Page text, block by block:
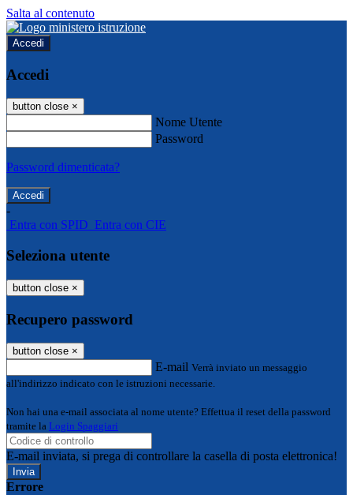
Salta al contenuto
Accedi
Accedi
button close ×
Nome Utente
Password
Password dimenticata?
-
Entra con SPID Entra con CIE
Seleziona utente
button close ×
Recupero password
button close ×
E-mail Verrà inviato un messaggio
all'indirizzo indicato con le istruzioni necessarie.
Non hai una e-mail associata al nome utente? Effettua il reset della password
tramite la Login Spaggiari
E-mail inviata, si prega di controllare la casella di posta elettronica!
Errore